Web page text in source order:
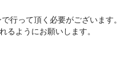
行って頂く必要がございます。
ようにお願いします。